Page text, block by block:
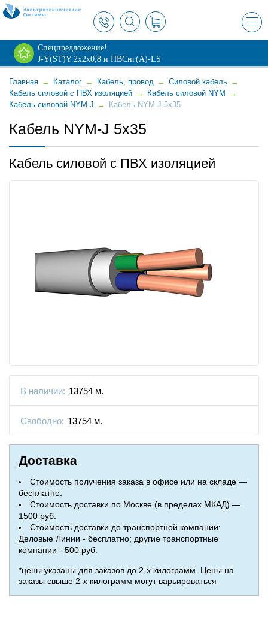
×
Спецпредложение!
J-Y(ST)Y 2х2х0,8 и ПВСнг(А)-LS
Главная → Каталог → Кабель, провод → Силовой кабель →
Кабель силовой с ПВХ изоляцией → Кабель силовой NYM
→
Кабель силовой NYM-J → Кабель NYM-J 5x35
Кабель NYM-J 5x35
Кабель силовой с ПВХ изоляцией
В наличии: 13754 м.
Свободно: 13754 м.
Доставка
Стоимость получения заказа в офисе или на складе —
бесплатно.
Стоимость доставки по Москве (в пределах МКАД) —
1500 руб.
Стоимость доставки до транспортной компании:
Деловые Линии - бесплатно; другие транспортные
компании - 500 руб.
*цены указаны для заказов до 2-х килограмм. Цены на
заказы свыше 2-х килограмм могут варьироваться